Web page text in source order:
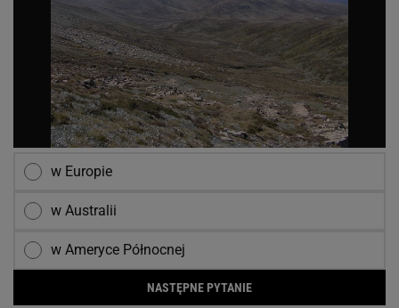
w Europie
w Australii
w Ameryce Północnej
NASTĘPNE PYTANIE